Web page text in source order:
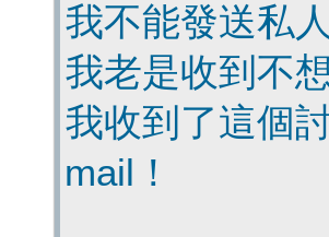
我不能發送私
我老是收到不
我收到了這個
mail！